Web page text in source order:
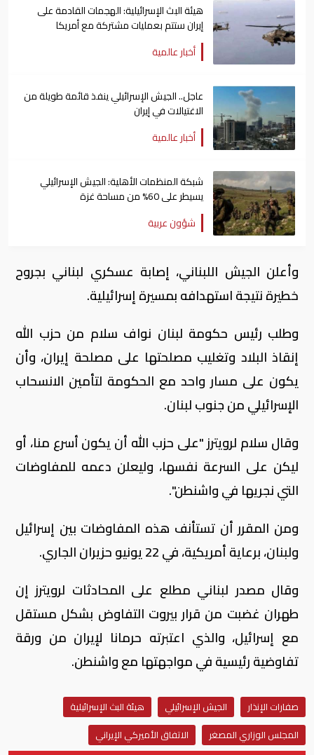
هيئة البث الإسرائيلية: الهجمات القادمة على
إيران ستتم بعمليات مشتركة مع أمريكا
أخبار عالمية
عاجل.. الجيش الإسرائيلي ينفذ قائمة طويلة من
الاغتيالات في إيران
أخبار عالمية
شبكة المنظمات الأهلية: الجيش الإسرائيلي
يسيطر على 60% من مساحة غزة
شؤون عربية
وأعلن الجيش اللبناني، إصابة عسكري لبناني بجروح
خطيرة نتيجة استهدافه بمسيرة إسرائيلية.
وطلب رئيس حكومة لبنان نواف سلام من حزب الله
إنقاذ البلاد وتغليب مصلحتها على مصلحة إيران، وأن
يكون على مسار واحد مع الحكومة لتأمين الانسحاب
الإسرائيلي من جنوب لبنان.
وقال سلام لرويترز "على حزب الله أن يكون ​أسرع منا، أو
ليكن على السرعة نفسها، وليعلن دعمه للمفاوضات
التي نجريها في واشنطن".
ومن المقرر أن تستأنف ‌هذه المفاوضات بين إسرائيل
ولبنان، برعاية أمريكية، في 22 يونيو حزيران الجاري.
وقال مصدر لبناني مطلع على المحادثات لرويترز إن
طهران غضبت من قرار بيروت التفاوض بشكل مستقل
مع إسرائيل، والذي اعتبرته حرمانا لإيران من ورقة
تفاوضية رئيسية في مواجهتها مع واشنطن.
صفارات الإنذار الجيش الإسرائيلي
هيئة البث الإسرائيلية
المجلس الوزاري المصغر
الاتفاق الأميركي الإيراني